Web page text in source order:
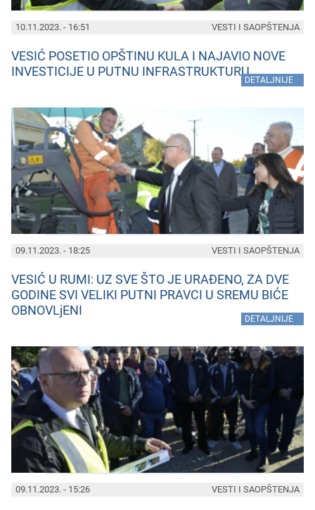
10.11.2023. - 16:51
VESIĆ POSETIO OPŠTINU KULA I NAJAVIO NOVE
INVESTICIJE U PUTNU INFRASTRUKTURU
DETALJNIJE
VESTI I SAOPŠTENJA
09.11.2023. - 18:25
VESIĆ U RUMI: UZ SVE ŠTO JE URAĐENO, ZA DVE
GODINE SVI VELIKI PUTNI PRAVCI U SREMU BIĆE
OBNOVLjENI
DETALJNIJE
VESTI I SAOPŠTENJA
09.11.2023. - 15:26 VESTI I SAOPŠTENJA